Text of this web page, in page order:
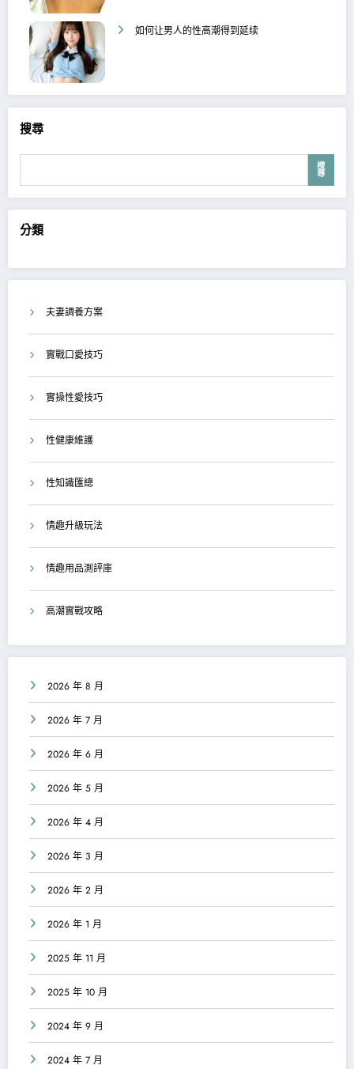
如何让男人的性高潮得到延续
搜尋
搜
尋
分類
夫妻調養方案
實戰口愛技巧
實操性愛技巧
性健康維護
性知識匯總
情趣升級玩法
情趣用品測評庫
高潮實戰攻略
2026 年 8 月
2026 年 7 月
2026 年 6 月
2026 年 5 月
2026 年 4 月
2026 年 3 月
2026 年 2 月
2026 年 1 月
2025 年 11 月
2025 年 10 月
2024 年 9 月
2024 年 7 月